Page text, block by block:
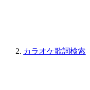
カラオケ歌詞検索